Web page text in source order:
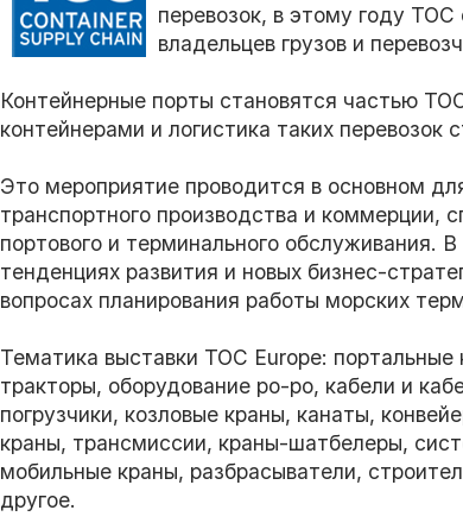
перевозок, в этому году
владельцев грузов и
Контейнерные порты становятся частью
контейнерами и логистика таких перевозок
Это мероприятие проводится в основном
транспортного производства и коммерции,
портового и терминального обслуживания.
тенденциях развития и новых бизнес-
вопросах планирования работы морских
Тематика выставки TOC Europe:
тракторы, оборудование ро-ро, кабели и
погрузчики, козловые краны, канаты,
краны, трансмиссии, краны-шатбелеры,
мобильные краны, разбрасыватели,
другое.